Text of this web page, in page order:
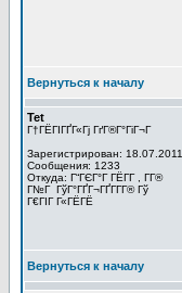
Вернуться к началу
Tet
Г†ГЁГІГҐГ«Гј ГґГ®Г°ГіГ¬Г
Зарегистрирован: 18.07.2011
Сообщения: 1233
Откуда: Г“ГЄГ°Г ГЁГ­Г , Г­Г®
Г№Г ГўГ°ГҐГ¬ГҐГ­Г­Г® Гў
Г€ГІГ Г«ГЁГЁ
Вернуться к началу